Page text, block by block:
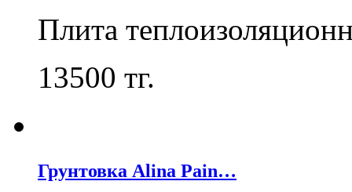
Плита
13500 тг.
Грунтовка Alina Pain…